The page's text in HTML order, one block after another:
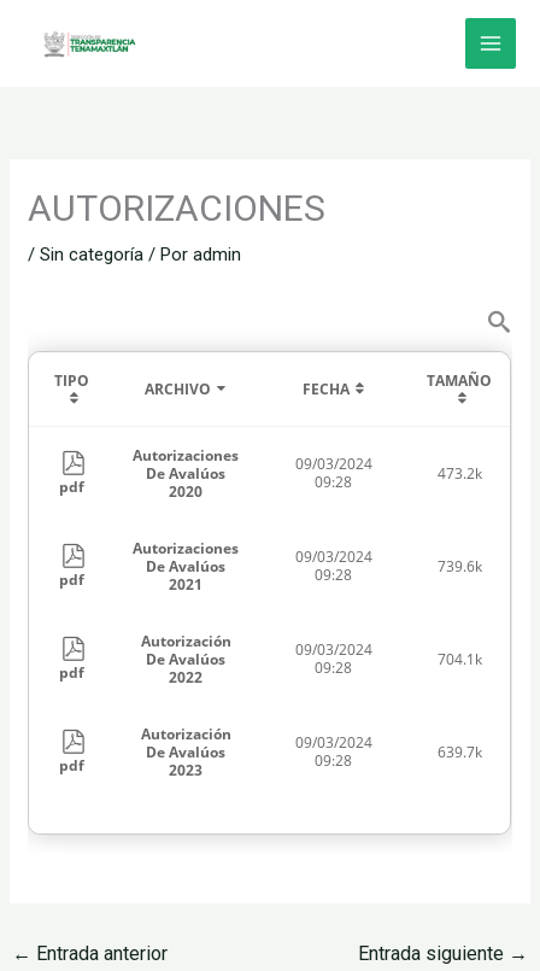
AUTORIZACIONES
/Sin categoría / Poradmin
TIPO ARCHIVO FECHA TAMAÑO
pdf
Autorizaciones
De Avalúos
2020
09/03/2024
09:28
473.2k
pdf
Autorizaciones
De Avalúos
2021
09/03/2024
09:28
739.6k
pdf
Autorización
De Avalúos
2022
09/03/2024
09:28
704.1k
pdf
Autorización
De Avalúos
2023
09/03/2024
09:28
639.7k
← Entrada anterior Entrada siguiente →